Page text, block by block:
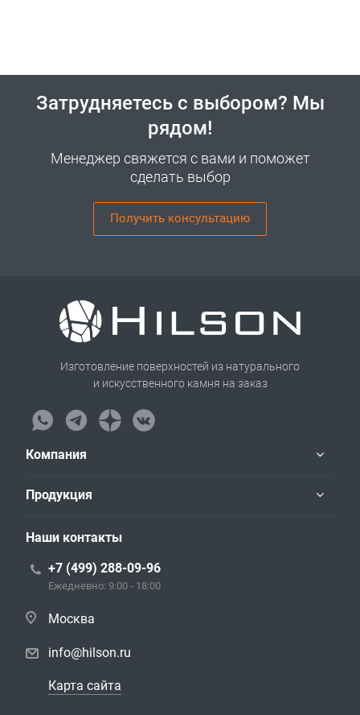
Затрудняетесь с выбором? Мы
рядом!
Менеджер свяжется с вами и поможет
сделать выбор
Получить консультацию
Изготовление поверхностей из натурального
и искусственного камня на заказ
Компания
Продукция
Наши контакты
+7 (499) 288-09-96
Ежедневно: 9:00 - 18:00
Москва
info@hilson.ru
Карта сайта